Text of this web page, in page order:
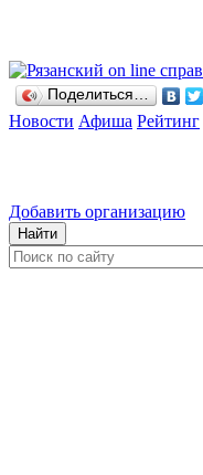
Поделиться…
Новости Афиша Рейтинг
Добавить организацию